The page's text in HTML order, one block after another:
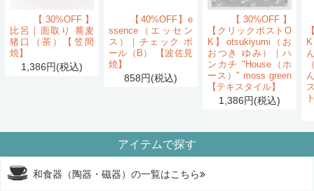
【30%OFF】
比呂｜面取り 蕎麦
猪口（茶）【笠間
焼】
1,386円(税込)
【40%OFF】e
ssence（エッセン
ス）｜チェック ボ
ール（B） 【波佐見
焼】
858円(税込)
【30%OFF】
【クリックポストO
K】otsukiyumi（お
おつき ゆみ）｜ハ
ンカチ "House（ホ
ース）" moss green
【テキスタイル】
1,386円(税込)
アイテムで探す
和食器（陶器・磁器）の一覧はこちら